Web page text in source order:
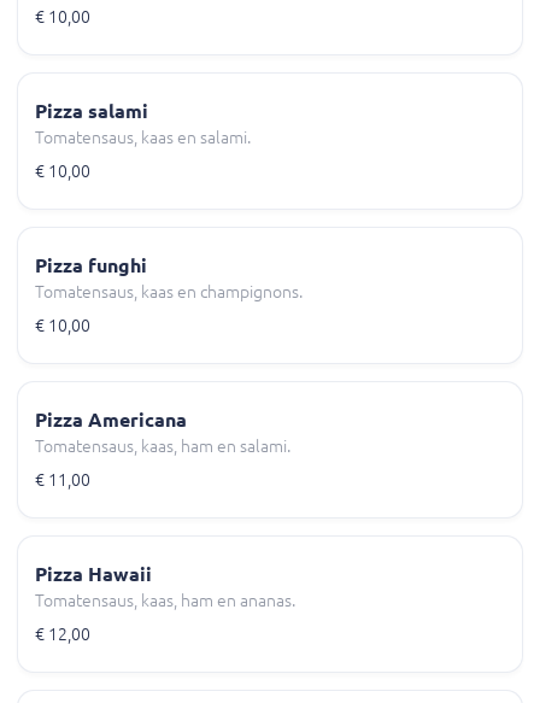
€ 10,00
Pizza salami
Tomatensaus, kaas en salami.
€ 10,00
Pizza funghi
Tomatensaus, kaas en champignons.
€ 10,00
Pizza Americana
Tomatensaus, kaas, ham en salami.
€ 11,00
Pizza Hawaii
Tomatensaus, kaas, ham en ananas.
€ 12,00